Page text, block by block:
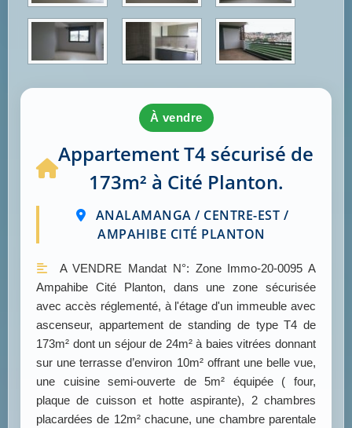
à vendre
Appartement T4 sécurisé de
173m² à Cité Planton.
ANALAMANGA / CENTRE-EST /
AMPAHIBE CITÉ PLANTON
A VENDRE Mandat N°: Zone Immo-20-0095 A
Ampahibe Cité Planton, dans une zone sécurisée
avec accès réglementé, à l'étage d'un immeuble avec
ascenseur, appartement de standing de type T4 de
173m² dont un séjour de 24m² à baies vitrées donnant
sur une terrasse d’environ 10m² offrant une belle vue,
une cuisine semi-ouverte de 5m² équipée ( four,
plaque de cuisson et hotte aspirante), 2 chambres
placardées de 12m² chacune, une chambre parentale